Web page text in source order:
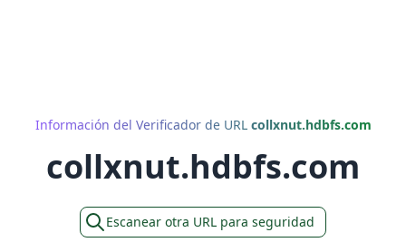
Información del Verificador de URL collxnut.hdbfs.com
collxnut.hdbfs.com
Escanear otra URL para seguridad